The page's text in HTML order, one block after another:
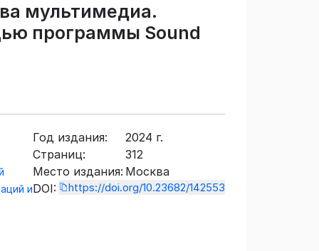
мультимедиа.
программы Sound
и
Год издания:
2024 г.
Страниц:
312
Место издания: Москва
DOI:
https://doi.org/10.23682/142553